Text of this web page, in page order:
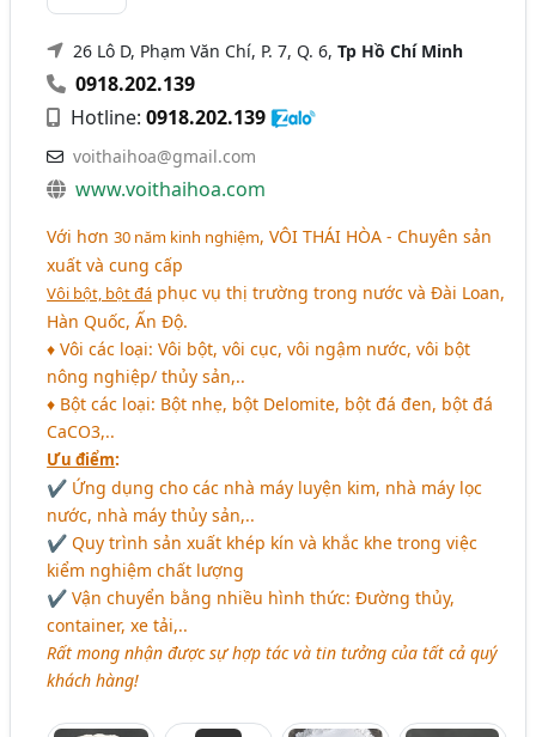
26 Lô D, Phạm Văn Chí, P. 7, Q. 6,Tp Hồ Chí Minh
0918.202.139
Hotline:0918.202.139
voithaihoa@gmail.com
www.voithaihoa.com
Với hơn30 năm kinh nghiệm,VÔI THÁI HÒA - Chuyên sản
xuất và cung cấp
Vôi bột, bột đá phục vụ thị trường trong nước và Đài Loan,
Hàn Quốc, Ấn Độ.
♦ Vôi các loại: Vôi bột, vôi cục, vôi ngậm nước, vôi bột
nông nghiệp/ thủy sản,..
♦ Bột các loại: Bột nhẹ, bột Delomite, bột đá đen, bột đá
CaCO3,..
Ưu điểm:
✔ Ứng dụng cho các nhà máy luyện kim, nhà máy lọc
nước, nhà máy thủy sản,..
✔ Quy trình sản xuất khép kín và khắc khe trong việc
kiểm nghiệm chất lượng
✔ Vận chuyển bằng nhiều hình thức: Đường thủy,
container, xe tải,..
Rất mong nhận được sự hợp tác và tin tưởng của tất cả quý
khách hàng!